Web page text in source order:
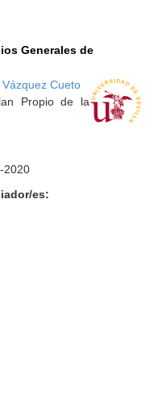
Generales de
Cueto
Propio de la
2020
es: